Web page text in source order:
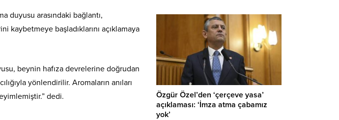
duyusu arasındaki bağlantı,
kaybetmeye başladıklarını açıklamaya
beynin hafıza devrelerine doğrudan
yönlendirilir. Aromaların anıları
dedi.
Özgür Özel’den ‘çerçeve yasa’
açıklaması: ‘İmza atma çabamız
yok’